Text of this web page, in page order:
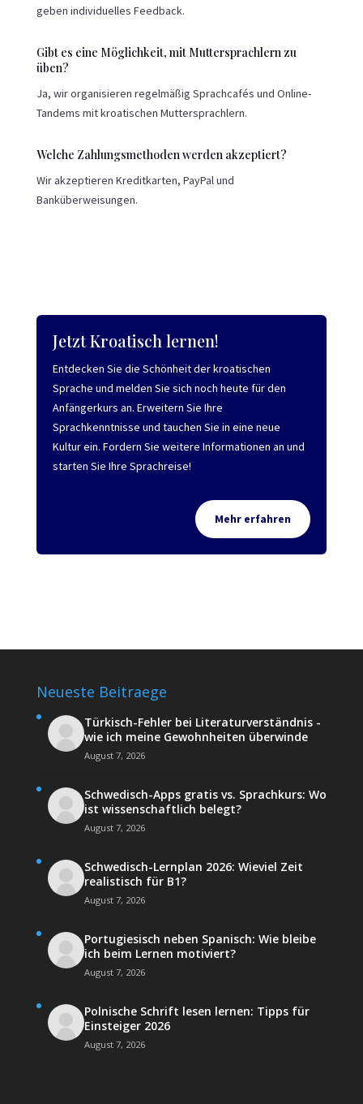
geben individuelles Feedback.
Gibt es eine Möglichkeit, mit Muttersprachlern zu
üben?
Ja, wir organisieren regelmäßig Sprachcafés und Online-
Tandems mit kroatischen Muttersprachlern.
Welche Zahlungsmethoden werden akzeptiert?
Wir akzeptieren Kreditkarten, PayPal und
Banküberweisungen.
Jetzt Kroatisch lernen!
Entdecken Sie die Schönheit der kroatischen
Sprache und melden Sie sich noch heute für den
Anfängerkurs an. Erweitern Sie Ihre
Sprachkenntnisse und tauchen Sie in eine neue
Kultur ein. Fordern Sie weitere Informationen an und
starten Sie Ihre Sprachreise!
Mehr erfahren
Neueste Beitraege
Türkisch-Fehler bei Literaturverständnis -
wie ich meine Gewohnheiten überwinde
August 7, 2026
Schwedisch-Apps gratis vs. Sprachkurs: Wo
ist wissenschaftlich belegt?
August 7, 2026
Schwedisch-Lernplan 2026: Wieviel Zeit
realistisch für B1?
August 7, 2026
Portugiesisch neben Spanisch: Wie bleibe
ich beim Lernen motiviert?
August 7, 2026
Polnische Schrift lesen lernen: Tipps für
Einsteiger 2026
August 7, 2026